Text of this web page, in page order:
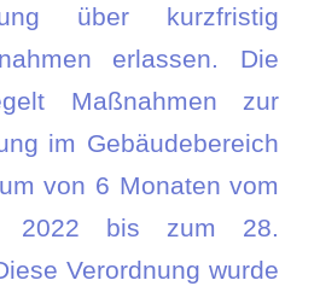
über kurzfristig
erlassen. Die
Maßnahmen zur
im Gebäudebereich
von 6 Monaten vom
2022 bis zum 28.
Verordnung wurde